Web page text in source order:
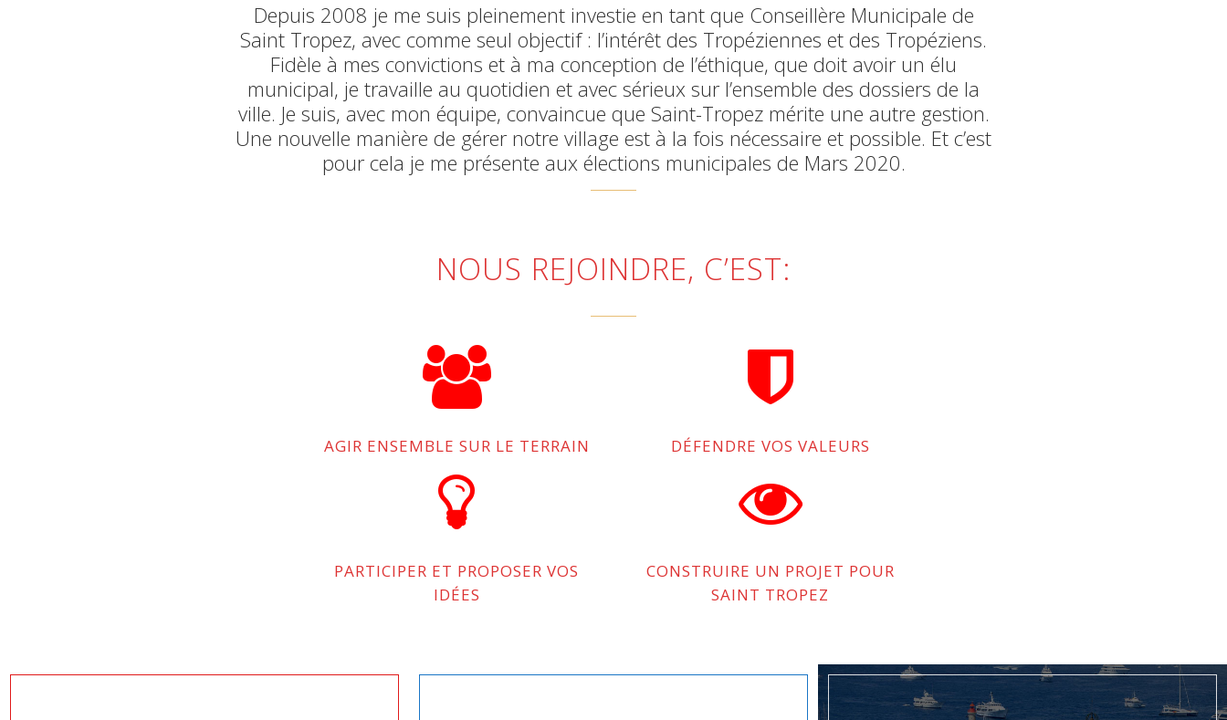
Depuis 2008 je me suis pleinement investie en tant que Conseillère Municipale de
Saint Tropez, avec comme seul objectif : l’intérêt des Tropéziennes et des Tropéziens.
Fidèle à mes convictions et à ma conception de l’éthique, que doit avoir un élu
municipal, je travaille au quotidien et avec sérieux sur l’ensemble des dossiers de la
ville. Je suis, avec mon équipe, convaincue que Saint-Tropez mérite une autre gestion.
Une nouvelle manière de gérer notre village est à la fois nécessaire et possible. Et c’est
pour cela je me présente aux élections municipales de Mars 2020.
NOUS REJOINDRE, C’EST:
AGIR ENSEMBLE SUR LE TERRAIN
PARTICIPER ET PROPOSER VOS
IDÉES
DÉFENDRE VOS VALEURS
CONSTRUIRE UN PROJET POUR
SAINT TROPEZ